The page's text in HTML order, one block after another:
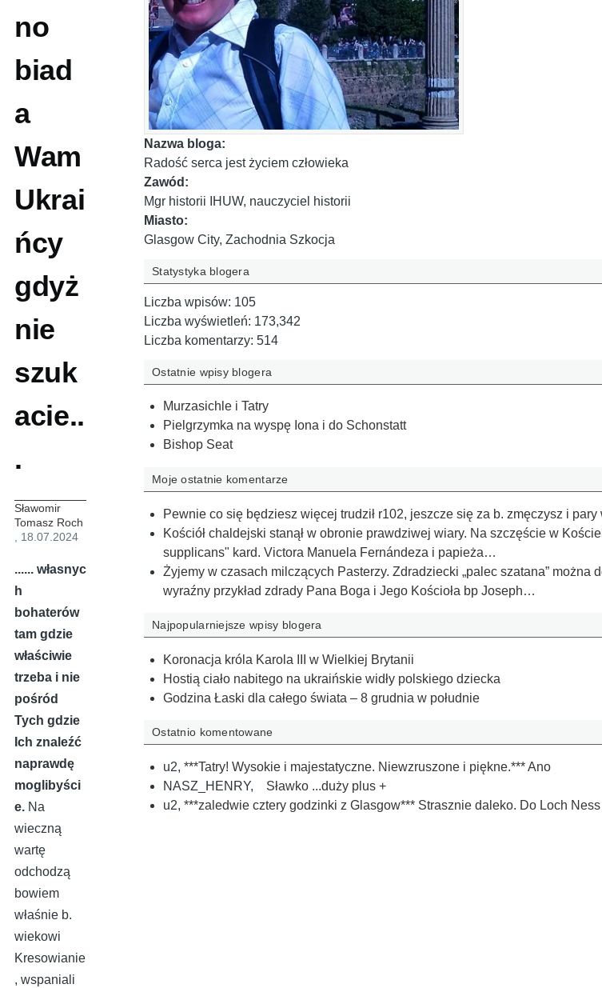
no
biad
a
Wam
Ukrai
ńcy
gdyż
nie
szuk
acie..
.
Sławomir
Tomasz Roch
, 18.07.2024
...... własnyc
h
bohaterów
tam gdzie
właściwie
trzeba i nie
pośród
Tych gdzie
Ich znaleźć
naprawdę
moglibyści
e. Na
wieczną
wartę
odchodzą
bowiem
właśnie b.
wiekowi
Kresowianie
, wspaniali
Nazwa bloga:
Radość serca jest życiem człowieka
Zawód:
Mgr historii IHUW, nauczyciel historii
Miasto:
Glasgow City, Zachodnia Szkocja
Statystyka blogera
Liczba wpisów: 105
Liczba wyświetleń: 173,342
Liczba komentarzy: 514
Ostatnie wpisy blogera
Murzasichle i Tatry
Pielgrzymka na wyspę Iona i do Schonstatt
Bishop Seat
Moje ostatnie komentarze
Pewnie co się będziesz więcej trudził r102, jeszcze się za b. zmęczysz i
Kościół chaldejski stanął w obronie prawdziwej wiary. Na szczęście w
supplicans" kard. Victora Manuela Fernándeza i papieża…
Żyjemy w czasach milczących Pasterzy. Zdradziecki „palec szatana”
wyraźny przykład zdrady Pana Boga i Jego Kościoła bp Joseph…
Najpopularniejsze wpisy blogera
Koronacja króla Karola III w Wielkiej Brytanii
Hostią ciało nabitego na ukraińskie widły polskiego dziecka
Godzina Łaski dla całego świata – 8 grudnia w południe
Ostatnio komentowane
u2, ***Tatry! Wysokie i majestatyczne. Niewzruszone i piękne.*** Ano
NASZ_HENRY,
Sławko ...duży plus +
u2, ***zaledwie cztery godzinki z Glasgow*** Strasznie daleko. Do Loch